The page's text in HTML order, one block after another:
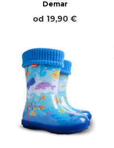
Demar
od 19,90 €